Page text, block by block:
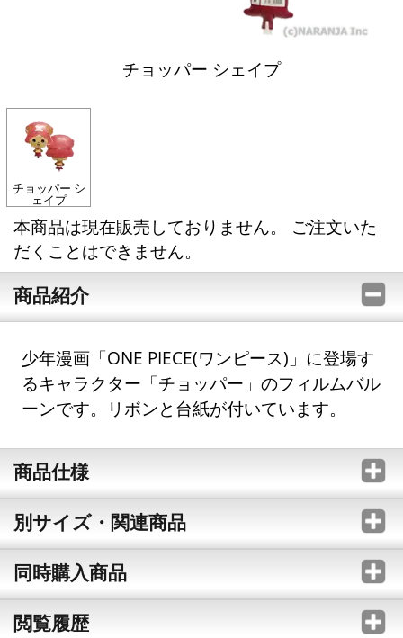
チョッパー シェイプ
チョッパー シ
ェイプ
本商品は現在販売しておりません。 ご注文いた
だくことはできません。
商品紹介
少年漫画「ONE PIECE(ワンピース)」に登場す
るキャラクター「チョッパー」のフィルムバル
ーンです。リボンと台紙が付いています。
商品仕様
別サイズ・関連商品
同時購入商品
閲覧履歴